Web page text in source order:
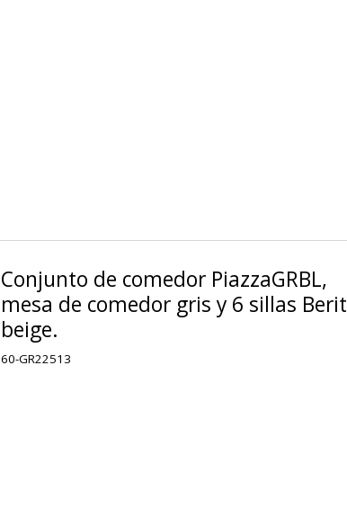
Conjunto de comedor PiazzaGRBL,
mesa de comedor gris y 6 sillas Berit
beige.
60-GR22513